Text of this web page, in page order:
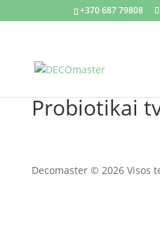
+370 687 79808
Probiotikai
Decomaster © 2026 Visos